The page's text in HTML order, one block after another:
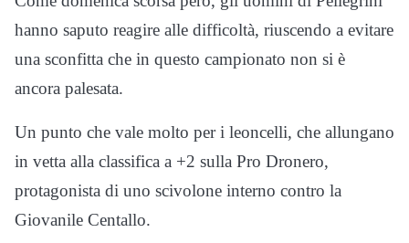
hanno saputo reagire alle difficoltà, riuscendo a evitare
una sconfitta che in questo campionato non si è
ancora palesata.
Un punto che vale molto per i leoncelli, che allungano
in vetta alla classifica a +2 sulla Pro Dronero,
protagonista di uno scivolone interno contro la
Giovanile Centallo.